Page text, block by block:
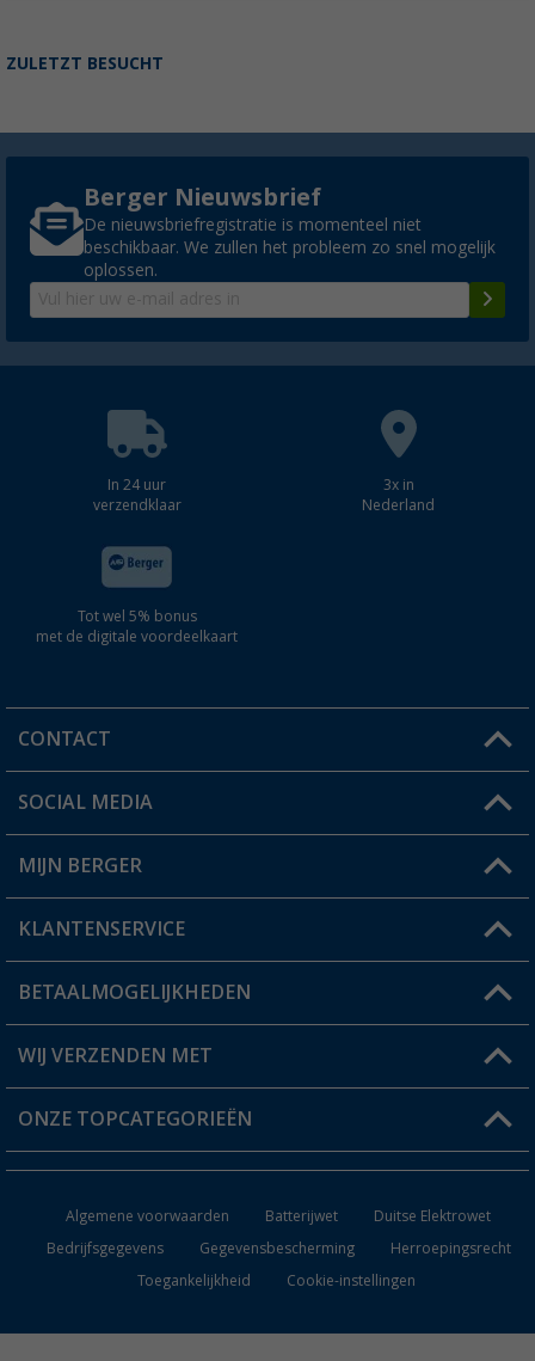
ZULETZT BESUCHT
Berger Nieuwsbrief
De nieuwsbriefregistratie is momenteel niet
beschikbaar. We zullen het probleem zo snel mogelijk
oplossen.
In 24 uur
verzendklaar
3x in
Nederland
Tot wel 5% bonus
met de digitale voordeelkaart
CONTACT
Een vraag?
Winkel vinden
SOCIAL MEDIA
MIJN BERGER
Mijn account
Status bestelling
Verlanglijstje
KLANTENSERVICE
FAQ & Contact
Verzendinformatie
Catalogus
BETAALMOGELIJKHEDEN
WIJ VERZENDEN MET
ONZE TOPCATEGORIEËN
Campingmeubilair
Campingtoiletten
Algemene voorwaarden Batterijwet
Duitse Elektrowet
Bedrijfsgegevens
Gegevensbescherming
Herroepingsrecht
Toegankelijkheid
Cookie-instellingen